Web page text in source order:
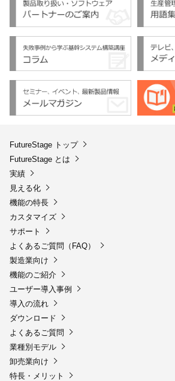
FutureStage トップ
FutureStage とは
実績
見える化
機能の特長
カスタマイズ
サポート
よくあるご質問（FAQ）
製造業向け
機能のご紹介
ユーザー導入事例
導入の流れ
ダウンロード
よくあるご質問
業種別モデル
卸売業向け
特長・メリット